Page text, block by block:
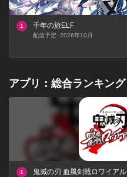
1 千年の旅ELF
配信予定: 2026年10月
アプリ：総合ランキング
1 鬼滅の刃 血風剣戟ロワイアル